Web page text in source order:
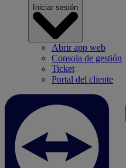
Iniciar sesión
Abrir app web
Consola de gestión
Ticket
Portal del cliente